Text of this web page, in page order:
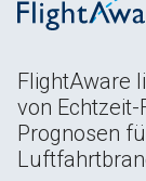
FlightAware
von
Prognosen